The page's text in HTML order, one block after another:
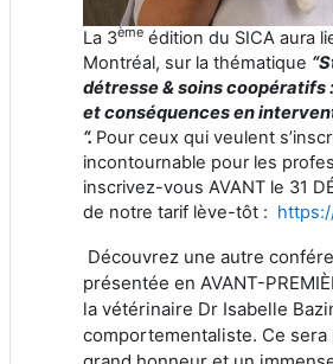
La 3ème édition du SICA aura
Montréal, sur la thématique
détresse & soins coopératifs
et conséquences en
“. Pour ceux qui veulent
incontournable pour les
inscrivez-vous AVANT le 31
de notre tarif lève-tôt :
Découvrez une autre
présentée en AVANT-
la vétérinaire Dr Isabelle
comportementaliste. Ce